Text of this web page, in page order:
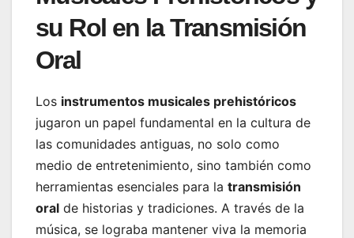
su Rol en la Transmisión
Oral
Los instrumentos musicales prehistóricos
jugaron un papel fundamental en la cultura de
las comunidades antiguas, no solo como
medio de entretenimiento, sino también como
herramientas esenciales para la transmisión
oral de historias y tradiciones. A través de la
música, se lograba mantener viva la memoria